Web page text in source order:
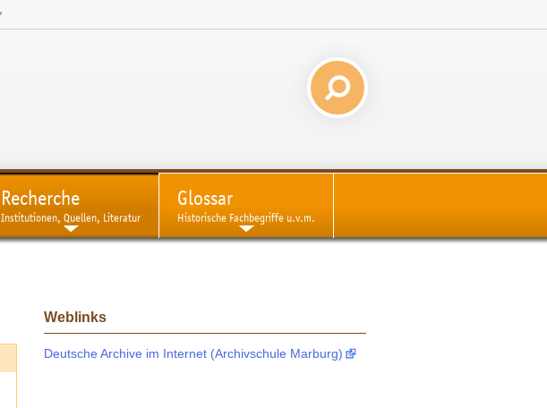
Recherche
Institutionen, Quellen, Literatur
Glossar
Historische Fachbegriffe u.v.m.
Weblinks
Deutsche Archive im Internet (Archivschule Marburg)